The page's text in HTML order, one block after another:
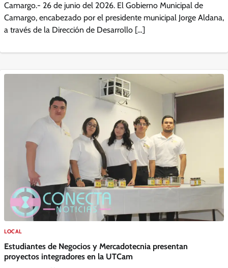
Camargo.- 26 de junio del 2026. El Gobierno Municipal de
Camargo, encabezado por el presidente municipal Jorge Aldana,
a través de la Dirección de Desarrollo […]
LOCAL
Estudiantes de Negocios y Mercadotecnia presentan
proyectos integradores en la UTCam